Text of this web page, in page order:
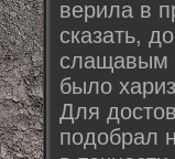
верила в
сказать,
слащавым
было
Для
подобрал